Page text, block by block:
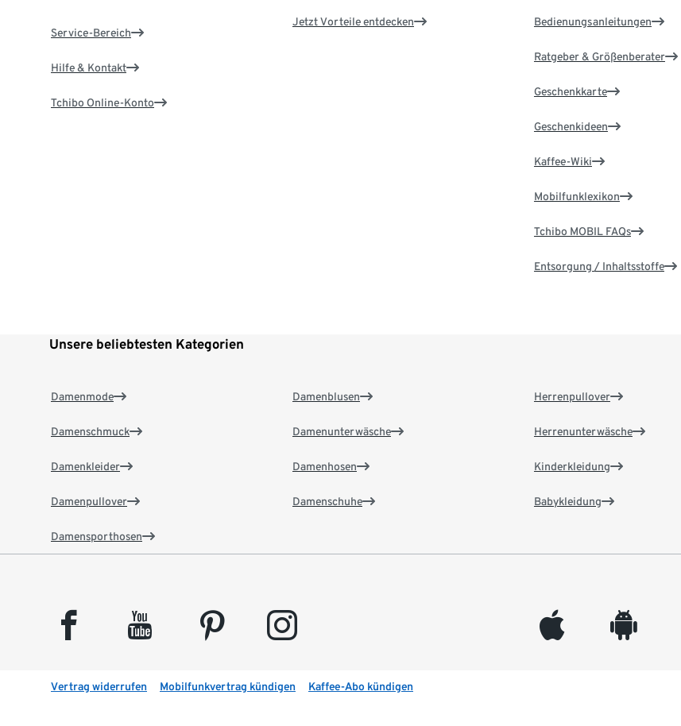
Service-Bereich
Hilfe & Kontakt
Tchibo Online-Konto
Jetzt Vorteile entdecken Bedienungsanleitungen
Ratgeber & Größenberater
Geschenkkarte
Geschenkideen
Kaffee-Wiki
Mobilfunklexikon
Tchibo MOBIL FAQs
Entsorgung / Inhaltsstoffe
Unsere beliebtesten Kategorien
Damenmode
Damenschmuck
Damenkleider
Damenpullover
Damensporthosen
Damenblusen
Damenunterwäsche
Damenhosen
Damenschuhe
Herrenpullover
Herrenunterwäsche
Kinderkleidung
Babykleidung
facebook youtube pinterest instagram appleinc android
Vertrag widerrufen Mobilfunkvertrag kündigen Kaffee-Abo kündigen